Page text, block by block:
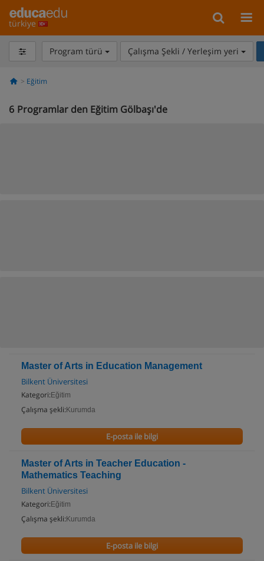
türkiye
Program türü Çalışma Şekli / Yerleşim yeri
Eğitim
6 Programlar den Eğitim Gölbaşı'de
Master of Arts in Education Management
Bilkent Üniversitesi
Kategori: Eğitim
Çalışma şekli: Kurumda
E-posta ile bilgi
Master of Arts in Teacher Education -
Mathematics Teaching
Bilkent Üniversitesi
Kategori: Eğitim
Çalışma şekli: Kurumda
E-posta ile bilgi